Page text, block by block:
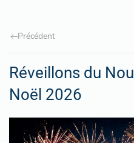
Précédent
Réveillons du
Noël 2026